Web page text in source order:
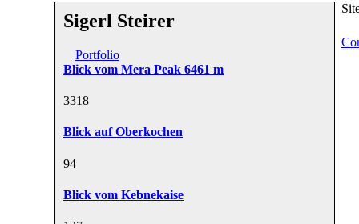
Sigerl Steirer
Portfolio
Blick vom Mera Peak 6461 m
3318
Blick auf Oberkochen
94
Blick vom Kebnekaise